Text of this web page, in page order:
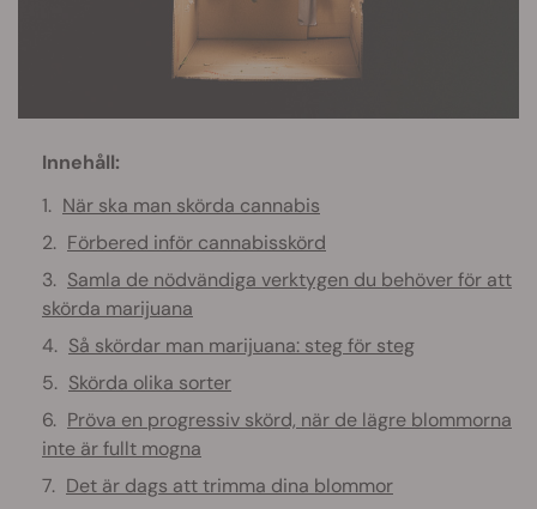
Innehåll:
När ska man skörda cannabis
Förbered inför cannabisskörd
Samla de nödvändiga verktygen du behöver för att
skörda marijuana
Så skördar man marijuana: steg för steg
Skörda olika sorter
Pröva en progressiv skörd, när de lägre blommorna
inte är fullt mogna
Det är dags att trimma dina blommor